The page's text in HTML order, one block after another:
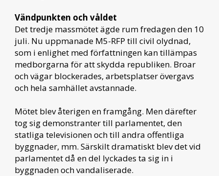
Vändpunkten och våldet
Det tredje massmötet ägde rum fredagen den 10
juli. Nu uppmanade M5-RFP till civil olydnad,
som i enlighet med författningen kan tillämpas
medborgarna för att skydda republiken. Broar
och vägar blockerades, arbetsplatser övergavs
och hela samhället avstannade.
Mötet blev återigen en framgång. Men därefter
tog sig demonstranter till parlamentet, den
statliga televisionen och till andra offentliga
byggnader, mm. Särskilt dramatiskt blev det vid
parlamentet då en del lyckades ta sig in i
byggnaden och vandaliserade.